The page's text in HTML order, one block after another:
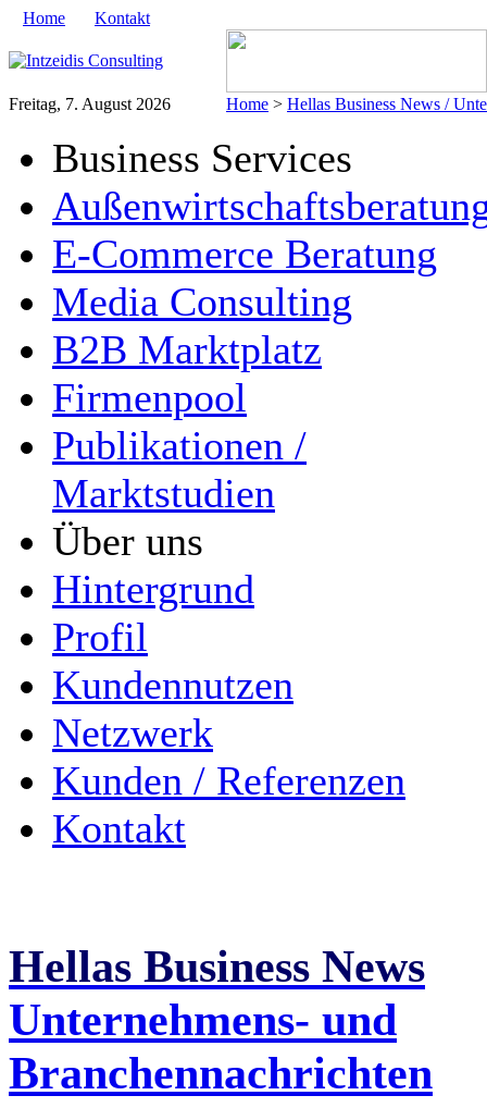
Home Kontakt
Freitag, 7. August 2026 Home > Hellas Business News /
Business Services
E-Commerce Beratung
Media Consulting
B2B Marktplatz
Firmenpool
Publikationen /
Marktstudien
Über uns
Hintergrund
Profil
Kundennutzen
Netzwerk
Kunden / Referenzen
Kontakt
Hellas Business News
Unternehmens- und
Branchennachrichten